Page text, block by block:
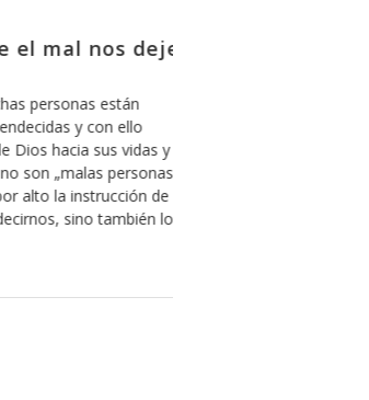
que simpatizante
en la Biblia es Proverbios
que no tiene visión, camina
de las cosas más fáciles de
vienen en búsqueda de
el hecho de saber si tienen